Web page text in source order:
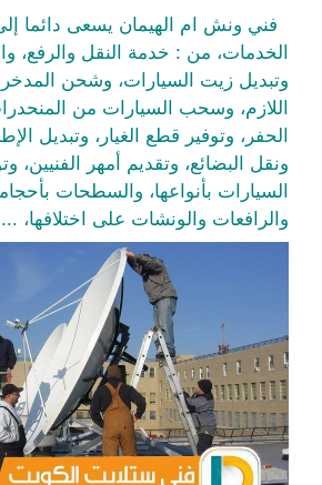
فني ونش ام الهيمان يسعى دائما
الخدمات، من : خدمة النقل والرفع،
وتبديل زيت السيارات، وشحن
اللازم، وسحب السيارات من
الحفر، وتوفير قطع الغيار، وتبديل
ونقل البضائع، وتقديم أمهر الفنيين،
السيارات بأنواعها، والسطحات
والرافعات والونشات على اختلافها، ...